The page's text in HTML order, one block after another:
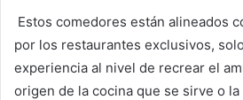
Estos comedores están alineados
por los restaurantes exclusivos,
experiencia al nivel de recrear el
origen de la cocina que se sirve o